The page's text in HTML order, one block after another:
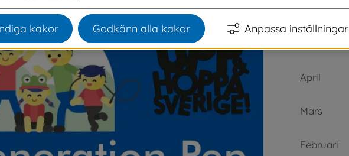
Juni
April
Mars
Februari
kakor Godkänn alla kakor Anpassa inställningar